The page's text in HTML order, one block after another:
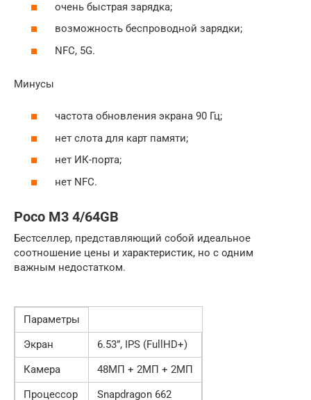
очень быстрая зарядка;
возможность беспроводной зарядки;
NFC, 5G.
Минусы
частота обновления экрана 90 Гц;
нет слота для карт памяти;
нет ИК-порта;
нет NFC.
Poco M3 4/64GB
Бестселлер, представляющий собой идеальное
соотношение цены и характеристик, но с одним
важным недостатком.
Параметры
Экран
6.53”, IPS (FullHD+)
Камера
48МП + 2МП + 2МП
Процессор
Snapdragon 662